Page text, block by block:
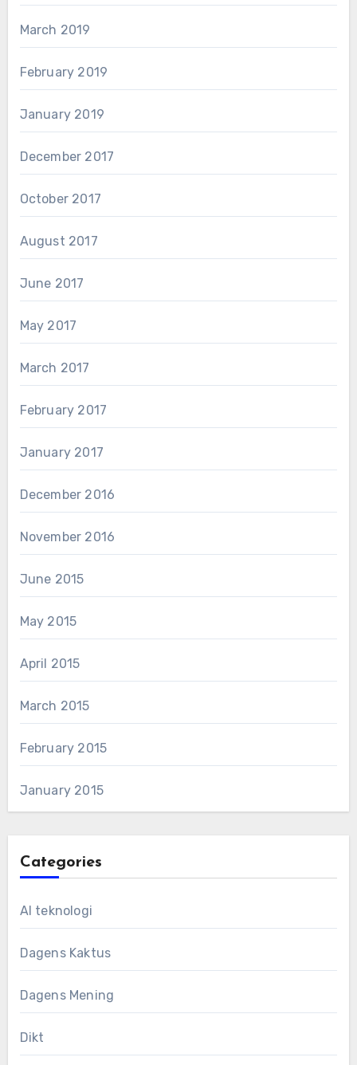
March 2019
February 2019
January 2019
December 2017
October 2017
August 2017
June 2017
May 2017
March 2017
February 2017
January 2017
December 2016
November 2016
June 2015
May 2015
April 2015
March 2015
February 2015
January 2015
Categories
AI teknologi
Dagens Kaktus
Dagens Mening
Dikt